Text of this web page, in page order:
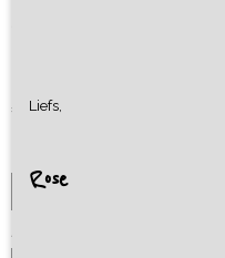
€ 1,50
Aantal
Liefs,
Rose